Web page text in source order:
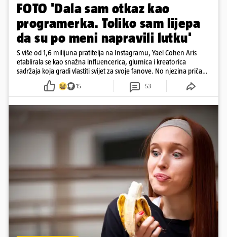
FOTO 'Dala sam otkaz kao
programerka. Toliko sam lijepa
da su po meni napravili lutku'
S više od 1,6 milijuna pratitelja na Instagramu, Yael Cohen Aris
etablirala se kao snažna influencerica, glumica i kreatorica
sadržaja koja gradi vlastiti svijet za svoje fanove. No njezina priča
pokazuje da online slava dolazi i s neočekivanim izazovima
15 53